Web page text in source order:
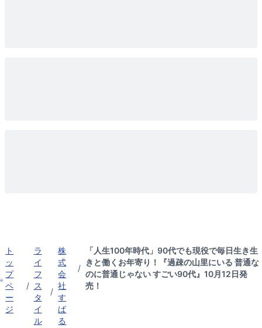
ト
ッ
プ
ペ
ー
ジ
/
ラ
イ
フ
ス
タ
イ
ル
/
株
式
会
社
す
ば
る
/
「人生100年時代」90代でも現役で毎日生き生
きと働くお年寄り！『過疎の山里にいる 普通な
のに普通じゃない すごい90代』10月12日発
売！